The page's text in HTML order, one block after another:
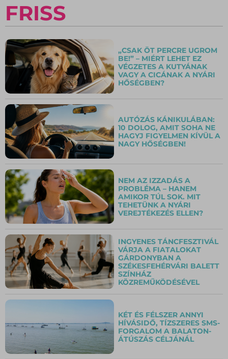
FRISS
„CSAK ÖT PERCRE UGROM
BE!” – MIÉRT LEHET EZ
VÉGZETES A KUTYÁNAK
VAGY A CICÁNAK A NYÁRI
HŐSÉGBEN?
AUTÓZÁS KÁNIKULÁBAN:
10 DOLOG, AMIT SOHA NE
HAGYJ FIGYELMEN KÍVÜL A
NAGY HŐSÉGBEN!
NEM AZ IZZADÁS A
PROBLÉMA – HANEM
AMIKOR TÚL SOK. MIT
TEHETÜNK A NYÁRI
VEREJTÉKEZÉS ELLEN?
INGYENES TÁNCFESZTIVÁL
VÁRJA A FIATALOKAT
GÁRDONYBAN A
SZÉKESFEHÉRVÁRI BALETT
SZÍNHÁZ
KÖZREMŰKÖDÉSÉVEL
KÉT ÉS FÉLSZER ANNYI
HÍVÁSIDŐ, TÍZSZERES SMS-
FORGALOM A BALATON-
ÁTÚSZÁS CÉLJÁNÁL